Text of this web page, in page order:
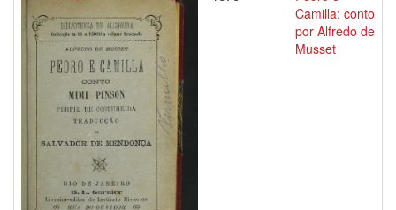
Camilla: conto
por Alfredo de
Musset